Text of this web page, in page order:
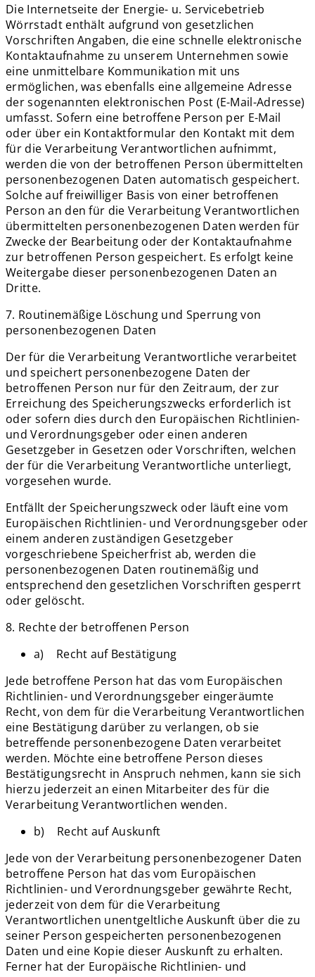
Die Internetseite der Energie- u. Servicebetrieb
Wörrstadt enthält aufgrund von gesetzlichen
Vorschriften Angaben, die eine schnelle elektronische
Kontaktaufnahme zu unserem Unternehmen sowie
eine unmittelbare Kommunikation mit uns
ermöglichen, was ebenfalls eine allgemeine Adresse
der sogenannten elektronischen Post (E-Mail-Adresse)
umfasst. Sofern eine betroffene Person per E-Mail
oder über ein Kontaktformular den Kontakt mit dem
für die Verarbeitung Verantwortlichen aufnimmt,
werden die von der betroffenen Person übermittelten
personenbezogenen Daten automatisch gespeichert.
Solche auf freiwilliger Basis von einer betroffenen
Person an den für die Verarbeitung Verantwortlichen
übermittelten personenbezogenen Daten werden für
Zwecke der Bearbeitung oder der Kontaktaufnahme
zur betroffenen Person gespeichert. Es erfolgt keine
Weitergabe dieser personenbezogenen Daten an
Dritte.
7. Routinemäßige Löschung und Sperrung von
personenbezogenen Daten
Der für die Verarbeitung Verantwortliche verarbeitet
und speichert personenbezogene Daten der
betroffenen Person nur für den Zeitraum, der zur
Erreichung des Speicherungszwecks erforderlich ist
oder sofern dies durch den Europäischen Richtlinien-
und Verordnungsgeber oder einen anderen
Gesetzgeber in Gesetzen oder Vorschriften, welchen
der für die Verarbeitung Verantwortliche unterliegt,
vorgesehen wurde.
Entfällt der Speicherungszweck oder läuft eine vom
Europäischen Richtlinien- und Verordnungsgeber oder
einem anderen zuständigen Gesetzgeber
vorgeschriebene Speicherfrist ab, werden die
personenbezogenen Daten routinemäßig und
entsprechend den gesetzlichen Vorschriften gesperrt
oder gelöscht.
8. Rechte der betroffenen Person
a) Recht auf Bestätigung
Jede betroffene Person hat das vom Europäischen
Richtlinien- und Verordnungsgeber eingeräumte
Recht, von dem für die Verarbeitung Verantwortlichen
eine Bestätigung darüber zu verlangen, ob sie
betreffende personenbezogene Daten verarbeitet
werden. Möchte eine betroffene Person dieses
Bestätigungsrecht in Anspruch nehmen, kann sie sich
hierzu jederzeit an einen Mitarbeiter des für die
Verarbeitung Verantwortlichen wenden.
b) Recht auf Auskunft
Jede von der Verarbeitung personenbezogener Daten
betroffene Person hat das vom Europäischen
Richtlinien- und Verordnungsgeber gewährte Recht,
jederzeit von dem für die Verarbeitung
Verantwortlichen unentgeltliche Auskunft über die zu
seiner Person gespeicherten personenbezogenen
Daten und eine Kopie dieser Auskunft zu erhalten.
Ferner hat der Europäische Richtlinien- und